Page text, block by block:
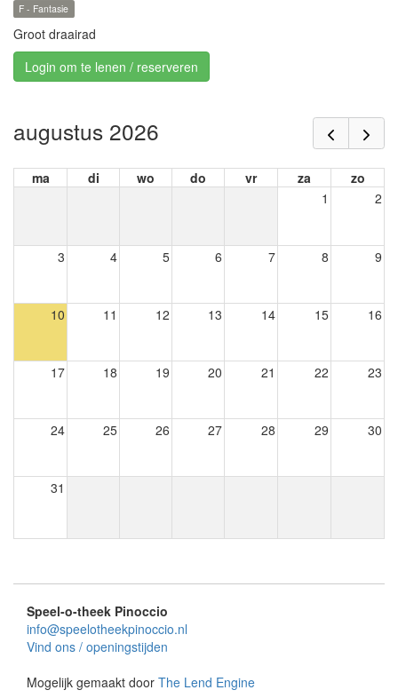
F - Fantasie
Groot draairad
Login om te lenen / reserveren
augustus 2026
ma di wo do vr za
zo
1
2
3 4 5 6 7 8 9
10 11 12 13 14 15 16
17 18 19 20 21 22 23
24 25 26 27 28 29 30
31
Speel-o-theek Pinoccio
info@speelotheekpinoccio.nl
Vind ons / openingstijden
Mogelijk gemaakt door The Lend Engine